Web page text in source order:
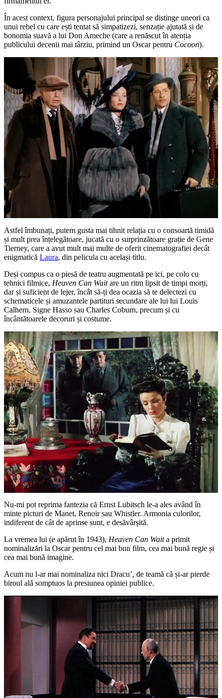
În acest context, figura personajului principal se distinge uneori ca
unui rebel cu care ești tentat să simpatizezi, senzație ajutată și de
bonomia suavă a lui Don Ameche (care a renăscut în atenția
publicului decenii mai târziu, primind un Oscar pentru Cocoon).
Astfel îmbunați, putem gusta mai tihnit relația cu o consoartă timidă
și mult prea înțelegătoare, jucată cu o surprinzătoare grație de Gene
Tierney, care a avut mult mai multe de oferit cinematografiei decât
enigmatică Laura, din pelicula cu același titlu.
Deși compus ca o piesă de teatru augmentată pe ici, pe colo cu
tehnici filmice, Heaven Can Waitare un ritm lipsit de timpi morți,
dar și suficient de lejer, încât să-ți dea ocazia să te delectezi cu
schematicele și amuzantele partituri secundare ale lui lui Louis
Calhern, Signe Hasso sau Charles Coburn, precum și cu
încântătoarele decoruri și costume.
Nu-mi pot reprima fantezia că Ernst Lubitsch le-a ales având în
minte picturi de Manet, Renoir sau Whistler. Armonia culorilor,
indiferent de cât de aprinse sunt, e desăvârșită.
La vremea lui (e apărut în 1943), Heaven Can Waita primit
nominalizări la Oscar pentru cel mai bun film, cea mai bună regie și
cea mai bună imagine.
Acum nu l-ar mai nominaliza nici Dracu’, de teamă că și-ar pierde
biroul ală somptuos la presiunea opiniei publice.